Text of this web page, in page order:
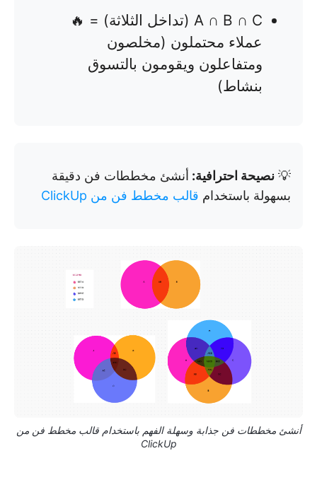
A ∩ B ∩ C (تداخل الثلاثة) = 🔥
عملاء محتملون (مخلصون
ومتفاعلون ويقومون بالتسوق
بنشاط)
💡 نصيحة احترافية: أنشئ مخططات فن دقيقة
بسهولة باستخدام قالب مخطط فن من ClickUp
أنشئ مخططات فن جذابة وسهلة الفهم باستخدام قالب مخطط فن من
ClickUp